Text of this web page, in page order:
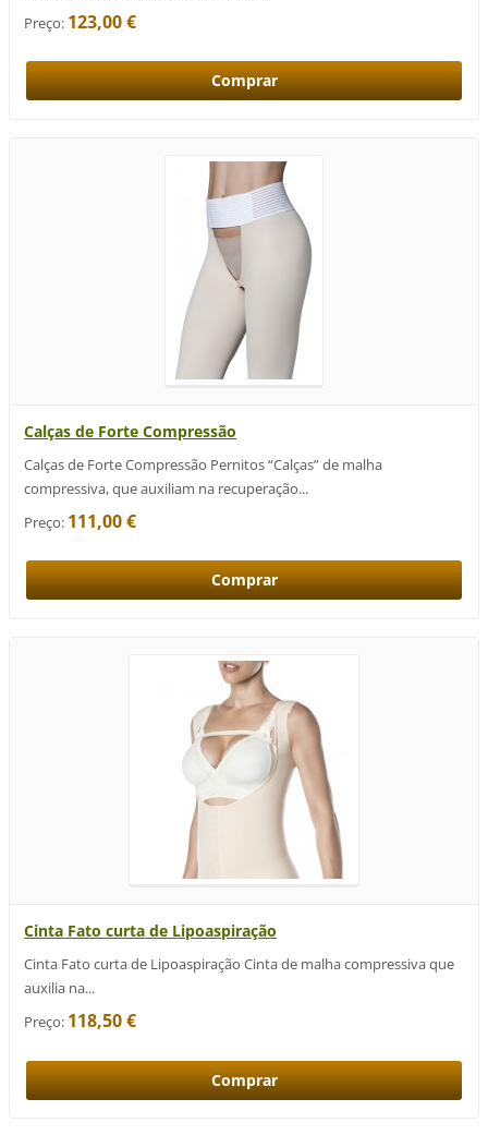
Preço: 123,00 €
Calças de Forte Compressão
Calças de Forte Compressão Pernitos “Calças” de malha
compressiva, que auxiliam na recuperação...
Preço: 111,00 €
Cinta Fato curta de Lipoaspiração
Cinta Fato curta de Lipoaspiração Cinta de malha compressiva que
auxilia na...
Preço: 118,50 €